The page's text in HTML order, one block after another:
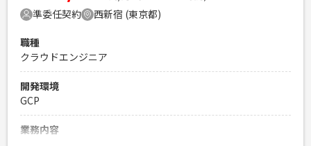
PHPを用いたWebサービスの開発経験4年以上
Laravelを用いた開発経験1年以上
エンジニア複数人のチームでの開発経験
準委任契約
西新宿 (東京都)
職種
クラウドエンジニア
開発環境
GCP
業務内容